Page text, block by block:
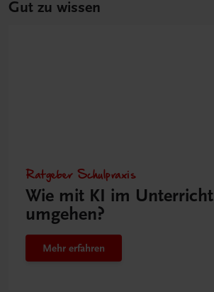
Gut zu wissen
Ratgeber Schulpraxis
Wie mit KI im Unterricht
umgehen?
Mehr erfahren